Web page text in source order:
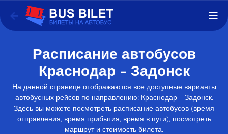
Расписание автобусов
Краснодар - Задонск
На данной странице отображаются все доступные варианты
автобусных рейсов по направлению: Краснодар - Задонск.
Здесь вы можете посмотреть расписание автобусов (время
отправления, время прибытия, время в пути), посмотреть
маршрут и стоимость билета.